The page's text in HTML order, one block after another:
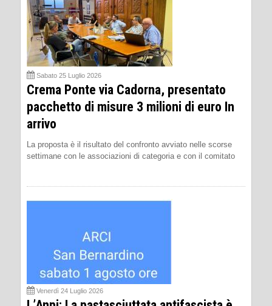
Sabato 25 Luglio 2026
Crema Ponte via Cadorna, presentato
pacchetto di misure 3 milioni di euro In
arrivo
La proposta è il risultato del confronto avviato nelle scorse
settimane con le associazioni di categoria e con il comitato
Venerdì 24 Luglio 2026